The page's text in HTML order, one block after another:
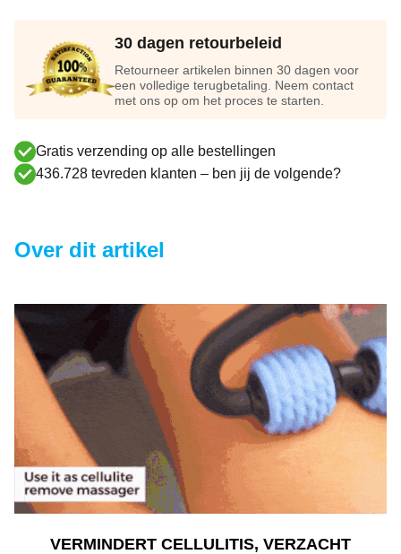
30 dagen retourbeleid
Retourneer artikelen binnen 30 dagen voor
een volledige terugbetaling. Neem contact
met ons op om het proces te starten.
Gratis verzending op alle bestellingen
436.728 tevreden klanten – ben jij de volgende?
Over dit artikel
VERMINDERT CELLULITIS, VERZACHT